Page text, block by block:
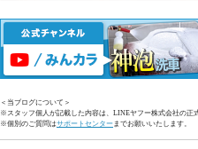
＜当ブログについて＞
※スタッフ個人が記載した内容は、LINEヤフー株式会社の正
※個別のご質問はサポートセンターまでお願いいたします。